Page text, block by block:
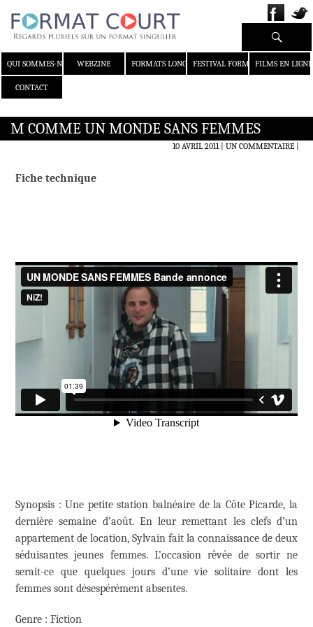
QUI SOMMES-NOUS ?WEBZINE FORMATS LONGS FESTIVAL FORMAT COURT
FILMS EN LIGNE
CONTACT
Recherche
M COMME UN MONDE SANS FEMMES
10 AVRIL 2011 UN COMMENTAIRE|
Fiche technique
Synopsis : Une petite station balnéaire de la Côte Picarde, la
dernière semaine d’août. En leur remettant les clefs d’un
appartement de location, Sylvain fait la connaissance de deux
séduisantes jeunes femmes. L’occasion rêvée de sortir ne
serait-ce que quelques jours d’une vie solitaire dont les
femmes sont désespérément absentes.
Genre : Fiction